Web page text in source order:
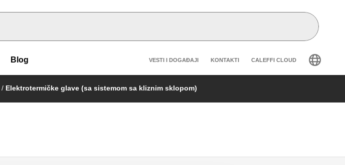
Blog Header secondary navigation
VESTI I DOGAĐAJI KONTAKTI CALEFFI CLOUD
/ Elektrotermičke glave (sa sistemom sa kliznim sklopom)